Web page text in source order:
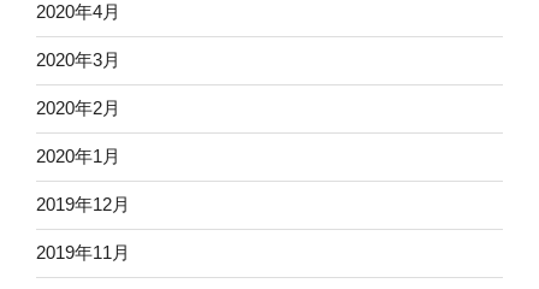
2020年4月
2020年3月
2020年2月
2020年1月
2019年12月
2019年11月